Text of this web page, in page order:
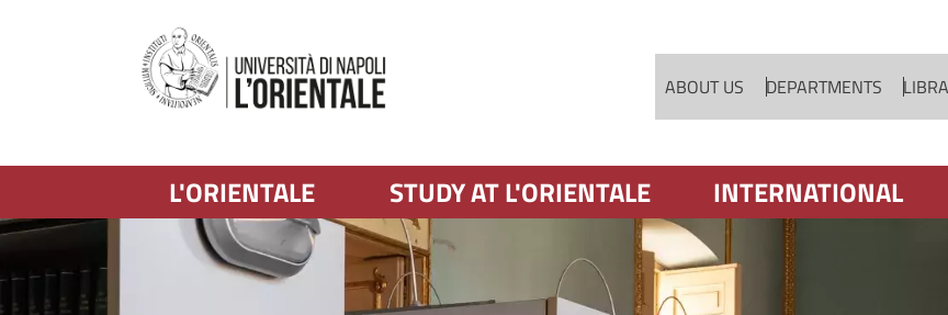
ABOUT US DEPARTMENTS
L'ORIENTALE STUDY AT L'ORIENTALE INTERNATIONAL
Immagine